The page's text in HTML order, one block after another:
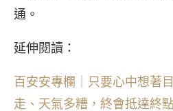
通。
延伸閱讀：
百安安專欄｜只要心中想著
走、天氣多糟，終會抵達終